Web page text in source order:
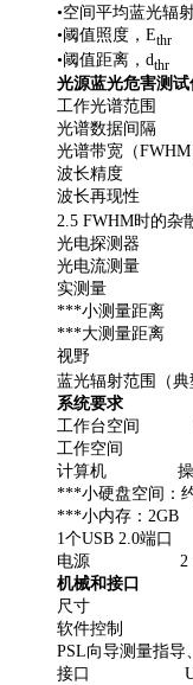
•空间平均蓝光辐
•阈值照度， Ethr
•阈值距离， dthr
光源蓝光危害测试
工作光谱范围
光谱数据间隔
光谱带宽（FWHM
波长精度
波长再现性
2.5 FWHM时的杂
光电探测器
光电流测量
实测量
***小测量距离
***大测量距离
视野
蓝光辐射范围（典
系统要求
工作台空间
工作空间
计算机
***小硬盘空间：
***小内存： 2GB
1 个USB 2.0端口
电源 2 x
机械和接口
尺寸
软件控制
PSL向导测量指导
接口
USB